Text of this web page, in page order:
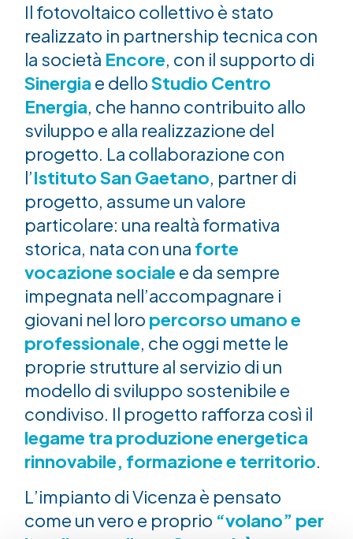
Il fotovoltaico collettivo è stato
realizzato in partnership tecnica con
la società Encore, con il supporto di
Sinergia e delloStudio Centro
Energia, che hanno contribuito allo
sviluppo e alla realizzazione del
progetto. La collaborazione con
l’Istituto San Gaetano, partner di
progetto, assume un valore
particolare: una realtà formativa
storica, nata con una forte
vocazione sociale e da sempre
impegnata nell’accompagnare i
giovani nel loro percorso umano e
professionale, che oggi mette le
proprie strutture al servizio di un
modello di sviluppo sostenibile e
condiviso. Il progetto rafforza così il
legame tra produzione energetica
rinnovabile, formazione e territorio.
L’impianto di Vicenza è pensato
come un vero e proprio “volano” per